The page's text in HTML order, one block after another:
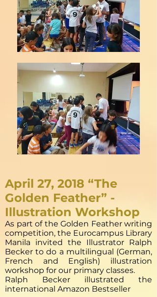
April 27, 2018 “The
Golden Feather” -
Illustration Workshop
As part of the Golden Feather writing
competition, the Eurocampus Library
Manila invited the Illustrator Ralph
Becker to do a multilingual (German,
French and English) illustration
workshop for our primary classes.
Ralph Becker illustrated the
international Amazon Bestseller